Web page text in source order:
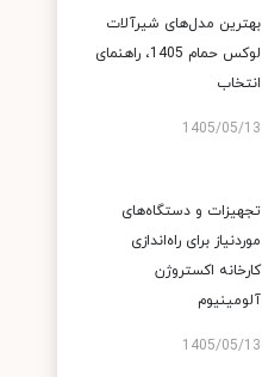
بهترین مدل‌های شیرآلات
لوکس حمام 1405، راهنمای
انتخاب
1405/05/13
تجهیزات و دستگاه‌های
موردنیاز برای راه‌اندازی
کارخانه اکستروژن
آلومینیوم
1405/05/13